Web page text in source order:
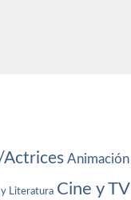
Animación
Literatura Cine y TV